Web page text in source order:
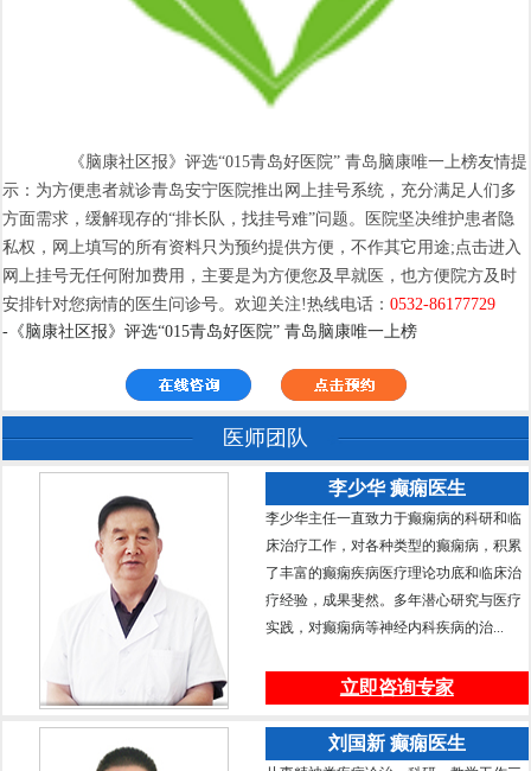
《脑康社区报》评选“015青岛好医院” 青岛脑康唯一上榜友情提
示：为方便患者就诊青岛安宁医院推出网上挂号系统，充分满足人们多
方面需求，缓解现存的“排长队，找挂号难”问题。医院坚决维护患者隐
私权，网上填写的所有资料只为预约提供方便，不作其它用途;点击进入
网上挂号无任何附加费用，主要是为方便您及早就医，也方便院方及时
安排针对您病情的医生问诊号。欢迎关注!热线电话：0532-86177729
-《脑康社区报》评选“015青岛好医院” 青岛脑康唯一上榜
医师团队
李少华 癫痫医生
李少华主任一直致力于癫痫病的科研和临
床治疗工作，对各种类型的癫痫病，积累
了丰富的癫痫疾病医疗理论功底和临床治
疗经验，成果斐然。多年潜心研究与医疗
实践，对癫痫病等神经内科疾病的治...
立即咨询专家
刘国新 癫痫医生